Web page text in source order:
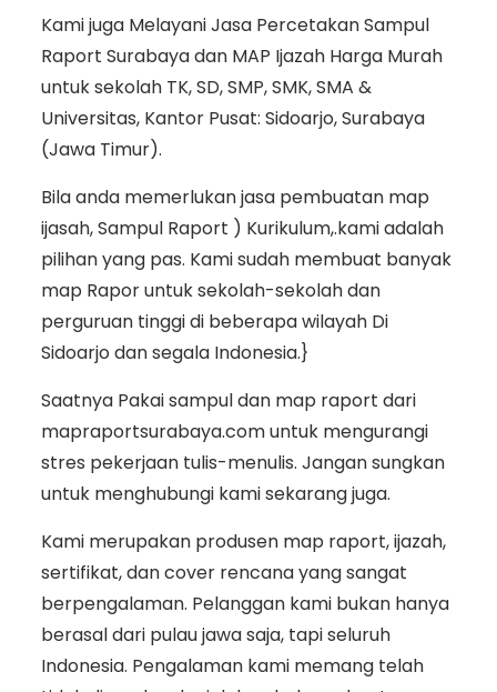
Kami juga Melayani Jasa Percetakan Sampul
Raport Surabaya dan MAP Ijazah Harga Murah
untuk sekolah TK, SD, SMP, SMK, SMA &
Universitas, Kantor Pusat: Sidoarjo, Surabaya
(Jawa Timur).
Bila anda memerlukan jasa pembuatan map
ijasah, Sampul Raport ) Kurikulum,.kami adalah
pilihan yang pas. Kami sudah membuat banyak
map Rapor untuk sekolah-sekolah dan
perguruan tinggi di beberapa wilayah Di
Sidoarjo dan segala Indonesia.}
Saatnya Pakai sampul dan map raport dari
mapraportsurabaya.com untuk mengurangi
stres pekerjaan tulis-menulis. Jangan sungkan
untuk menghubungi kami sekarang juga.
Kami merupakan produsen map raport, ijazah,
sertifikat, dan cover rencana yang sangat
berpengalaman. Pelanggan kami bukan hanya
berasal dari pulau jawa saja, tapi seluruh
Indonesia. Pengalaman kami memang telah